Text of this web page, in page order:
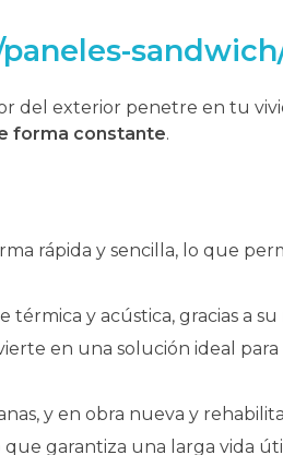
del exterior penetre en tu
forma constante.
rápida y sencilla, lo que
y acústica, gracias a
en una solución ideal
y en obra nueva y
que garantiza una larga vida